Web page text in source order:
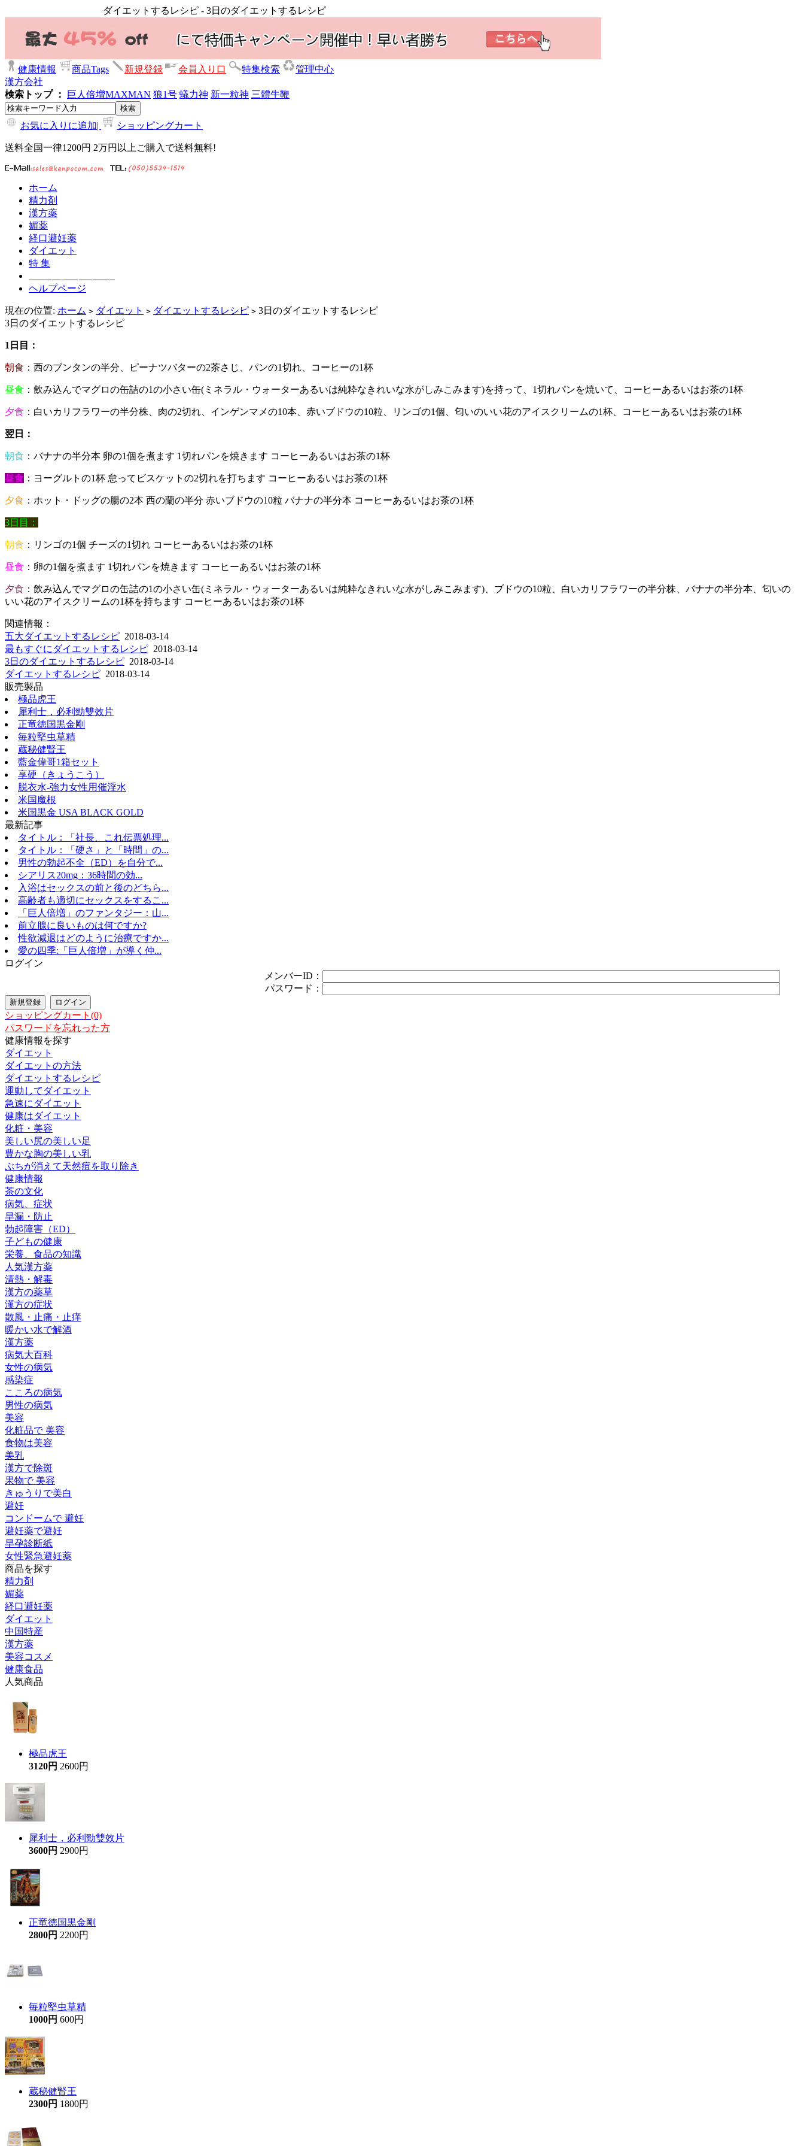
ダイエットするレシピ - 3日のダイエットするレシピ
健康情報 商品Tags 新規登録 会員入り口 特集検索
管理中心
漢方会社
検索トップ ：
巨人倍増MAXMAN 狼1号 蟻力神 新一粒神 三體牛鞭
お気に入りに追加| ショッピングカート
送料全国一律1200円 2万円以上ご購入で送料無料!
ホーム
精力剤
漢方薬
媚薬
経口避妊薬
ダイエット
特 集
ヘルプページ
現在の位置: ホーム > ダイエット > ダイエットするレシピ > 3日のダイエットするレシピ
3日のダイエットするレシピ
1日目：
朝食 ：西のブンタンの半分、ピーナツバターの2茶さじ、パンの1切れ、コーヒーの1杯
昼食 ：飲み込んでマグロの缶詰の1の小さい缶(ミネラル・ウォーターあるいは純粋なきれいな水がしみこみます)を持って、1切れパンを焼いて、コーヒーあるいはお茶の1杯
夕食 ：白いカリフラワーの半分株、肉の2切れ、インゲンマメの10本、赤いブドウの10粒、リンゴの1個、匂いのいい花のアイスクリームの1杯、コーヒーあるいはお茶の1杯
翌日：
朝食 ：バナナの半分本 卵の1個を煮ます 1切れパンを焼きます コーヒーあるいはお茶の1杯
昼食 ：ヨーグルトの1杯 怠ってビスケットの2切れを打ちます コーヒーあるいはお茶の1杯
夕食 ：ホット・ドッグの腸の2本 西の蘭の半分 赤いブドウの10粒 バナナの半分本 コーヒーあるいはお茶の1杯
3日目：
朝食 ：リンゴの1個 チーズの1切れ コーヒーあるいはお茶の1杯
昼食 ：卵の1個を煮ます 1切れパンを焼きます コーヒーあるいはお茶の1杯
夕食 ：飲み込んでマグロの缶詰の1の小さい缶(ミネラル・ウォーターあるいは純粋なきれいな水がしみこみます)、ブドウの10粒、白いカリフラワーの半分株、バナナの半分本、匂いの
いい花のアイスクリームの1杯を持ちます コーヒーあるいはお茶の1杯
関連情報：
五大ダイエットするレシピ 2018-03-14
最もすぐにダイエットするレシピ 2018-03-14
3日のダイエットするレシピ 2018-03-14
ダイエットするレシピ 2018-03-14
販売製品
極品虎王
犀利士，必利勁雙效片
正竜徳国黒金剛
毎粒堅虫草精
蔵秘健腎王
藍金偉哥1箱セット
享硬（きょうこう）
脱衣水-強力女性用催淫水
米国魔根
米国黒金 USA BLACK GOLD
最新記事
タイトル：「社長、これ伝票処理...
タイトル：「硬さ」と「時間」の...
男性の勃起不全（ED）を自分で...
シアリス20mg：36時間の効...
入浴はセックスの前と後のどちら...
高齢者も適切にセックスをするこ...
「巨人倍増」のファンタジー：山...
前立腺に良いものは何ですか?
性欲減退はどのように治療ですか...
愛の四季:「巨人倍増」が導く仲...
ログイン
メンバーID：
パスワード：
ショッピングカート(0)
パスワードを忘れった方
健康情報を探す
ダイエット
ダイエットの方法
ダイエットするレシピ
運動してダイエット
急速にダイエット
健康はダイエット
化粧・美容
美しい尻の美しい足
豊かな胸の美しい乳
ぶちが消えて天然痘を取り除き
健康情報
茶の文化
病気、症状
早漏・防止
勃起障害（ED）
子どもの健康
栄養、食品の知識
人気漢方薬
清熱・解毒
漢方の薬草
漢方の症状
散風・止痛・止痒
暖かい水で解酒
漢方薬
病気大百科
女性の病気
感染症
こころの病気
男性の病気
美容
化粧品で 美容
食物は美容
美乳
漢方で除斑
果物で 美容
きゅうりで美白
避妊
コンドームで 避妊
避妊薬で避妊
早孕診断紙
女性緊急避妊薬
商品を探す
精力剤
媚薬
経口避妊薬
ダイエット
中国特産
漢方薬
美容コスメ
健康食品
人気商品
極品虎王
3120円 2600円
犀利士，必利勁雙效片
3600円 2900円
正竜徳国黒金剛
2800円 2200円
毎粒堅虫草精
1000円 600円
蔵秘健腎王
2300円 1800円